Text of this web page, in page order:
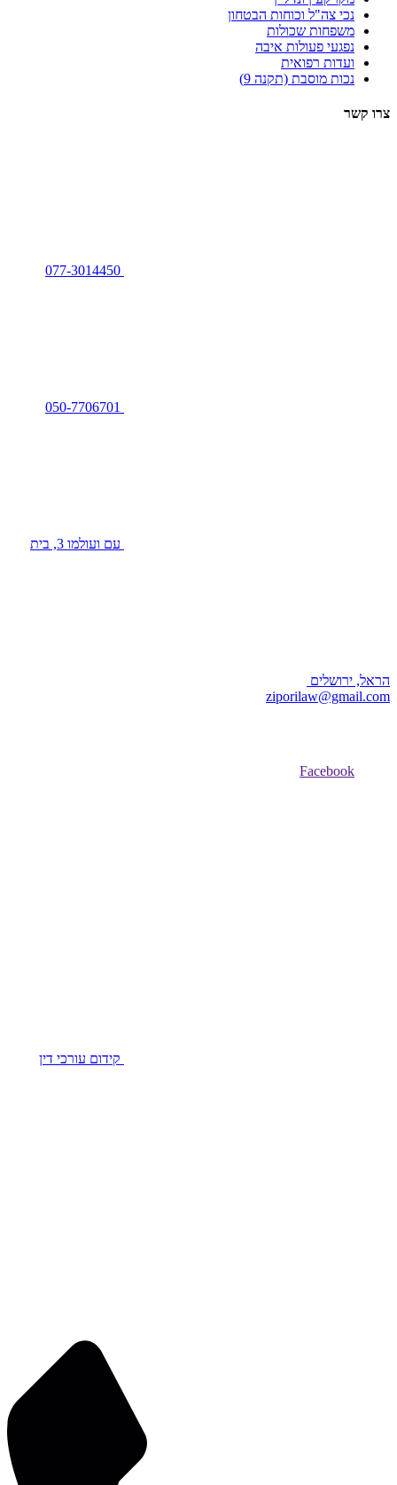
נכי צה"ל וכוחות הבטחון
משפחות שכולות
נפגעי פעולות איבה
ועדות רפואית
נכות מוסבת (תקנה 9)
צרו קשר
עם ועולמו 3, בית
הראל, ירושלים
ziporilaw@gmail.com
Facebook
קידום עורכי דין